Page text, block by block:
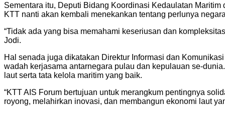
Sementara itu, Deputi Bidang Koordinasi Kedaulatan
KTT nanti akan kembali menekankan tentang perlunya
“Tidak ada yang bisa memahami keseriusan dan
Jodi.
Hal senada juga dikatakan Direktur Informasi dan
wadah kerjasama antarnegara pulau dan kepulauan se-
laut serta tata kelola maritim yang baik.
“KTT AIS Forum bertujuan untuk merangkum pentingnya
royong, melahirkan inovasi, dan membangun ekonomi laut